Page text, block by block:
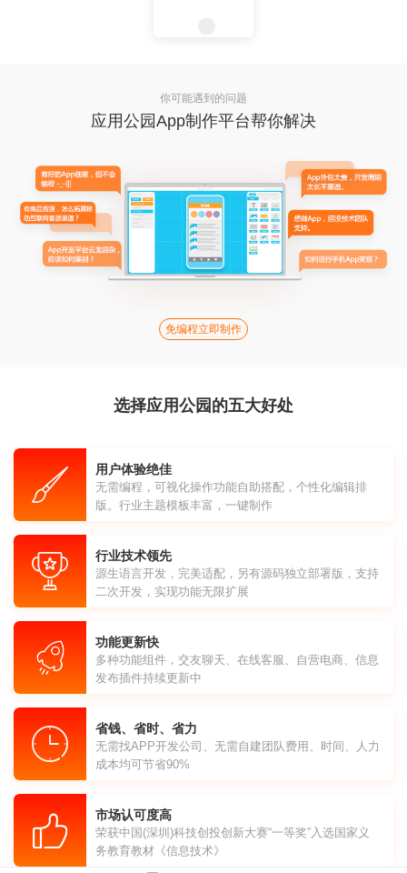
你可能遇到的问题
应用公园App制作平台帮你解决
免编程立即制作
选择应用公园的五大好处
用户体验绝佳
无需编程，可视化操作功能自助搭配，个性化编辑排
版。行业主题模板丰富，一键制作
行业技术领先
源生语言开发，完美适配，另有源码独立部署版，支持
二次开发，实现功能无限扩展
功能更新快
多种功能组件，交友聊天、在线客服、自营电商、信息
发布插件持续更新中
省钱、省时、省力
无需找APP开发公司、无需自建团队费用、时间、人力
成本均可节省90%
市场认可度高
荣获中国(深圳)科技创投创新大赛“一等奖”入选国家义
务教育教材《信息技术》